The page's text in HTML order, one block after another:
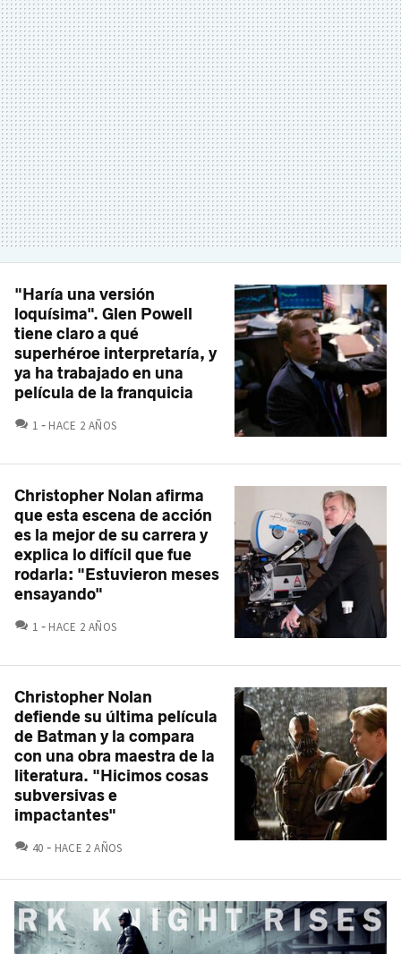
"Haría una versión
loquísima". Glen Powell
tiene claro a qué
superhéroe interpretaría, y
ya ha trabajado en una
película de la franquicia
1 COMENTARIOS
HACE 2 AÑOS
Christopher Nolan afirma
que esta escena de acción
es la mejor de su carrera y
explica lo difícil que fue
rodarla: "Estuvieron meses
ensayando"
1 COMENTARIOS
HACE 2 AÑOS
Christopher Nolan
defiende su última película
de Batman y la compara
con una obra maestra de la
literatura. "Hicimos cosas
subversivas e
impactantes"
40 COMENTARIOS
HACE 2 AÑOS